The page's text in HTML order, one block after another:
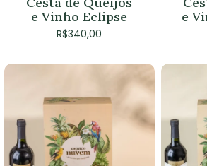
Nenhum
e Vinho Eclipse
R$340,00
e